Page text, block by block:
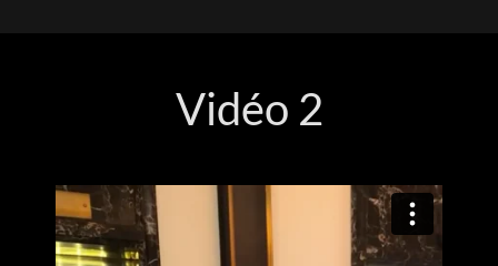
Vidéo 2